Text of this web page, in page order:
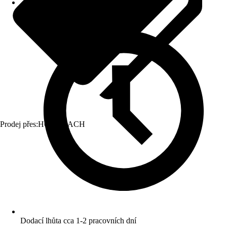
Prodej přes:HORNBACH
Dodací lhůta cca 1-2 pracovních dní